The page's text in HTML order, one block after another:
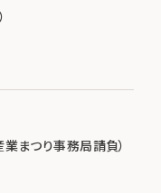
まつり事務局請負）